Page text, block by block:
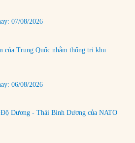
07/08/2026
của Trung Quốc nhằm thống trị khu
06/08/2026
Dương - Thái Bình Dương của NATO